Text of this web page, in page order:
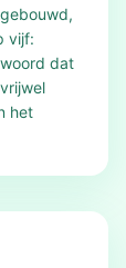
vijf:
dat
het